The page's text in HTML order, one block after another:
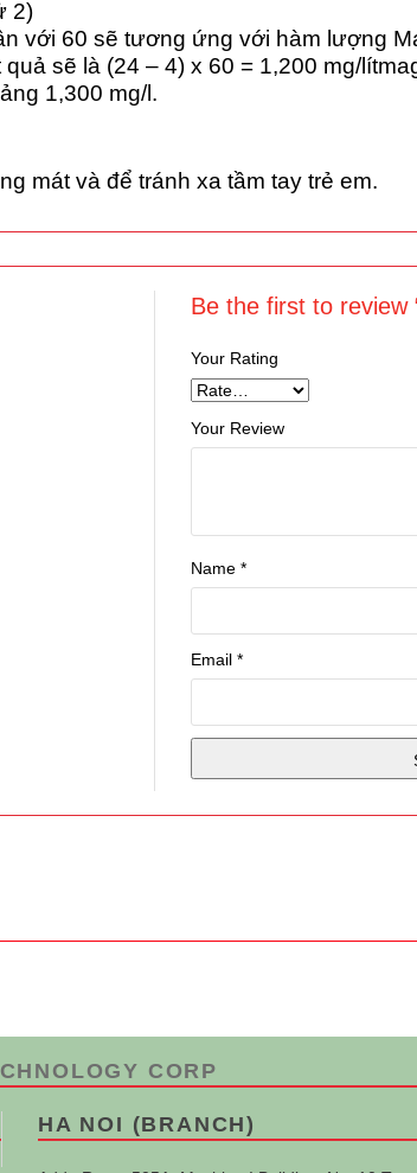
2)
với 60 sẽ tương ứng với hàm lượng
sẽ là (24 – 4) x 60 = 1,200 mg/
1,300 mg/l.
mát và để tránh xa tầm tay trẻ em.
Be the first to review
Your Rating
Your Review
Name *
Email *
CORP
HA NOI (BRANCH)